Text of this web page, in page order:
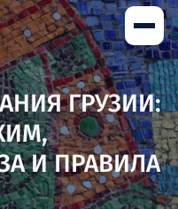
ГРУЗИИ:
И ПРАВИЛА